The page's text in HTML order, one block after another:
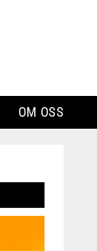
OM OSS